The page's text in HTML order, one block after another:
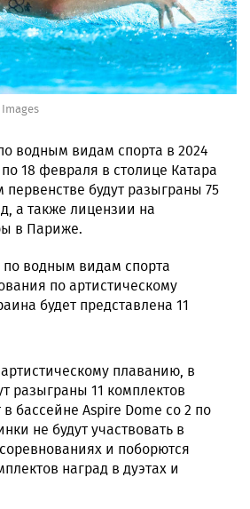
водным видам спорта в 2024
18 февраля в столице Катара
будут разыграны 75
а также лицензии на
в Париже.
водным видам спорта
по артистическому
будет представлена 11
плаванию, в
разыграны 11 комплектов
бассейне Aspire Dome со 2 по
не будут участвовать в
и поборются
наград в дуэтах и